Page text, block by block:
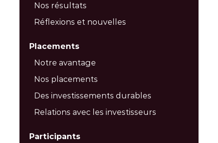
Nos résultats
Réflexions et nouvelles
Placements
Notre avantage
Nos placements
Des investissements durables
Relations avec les investisseurs
Participants